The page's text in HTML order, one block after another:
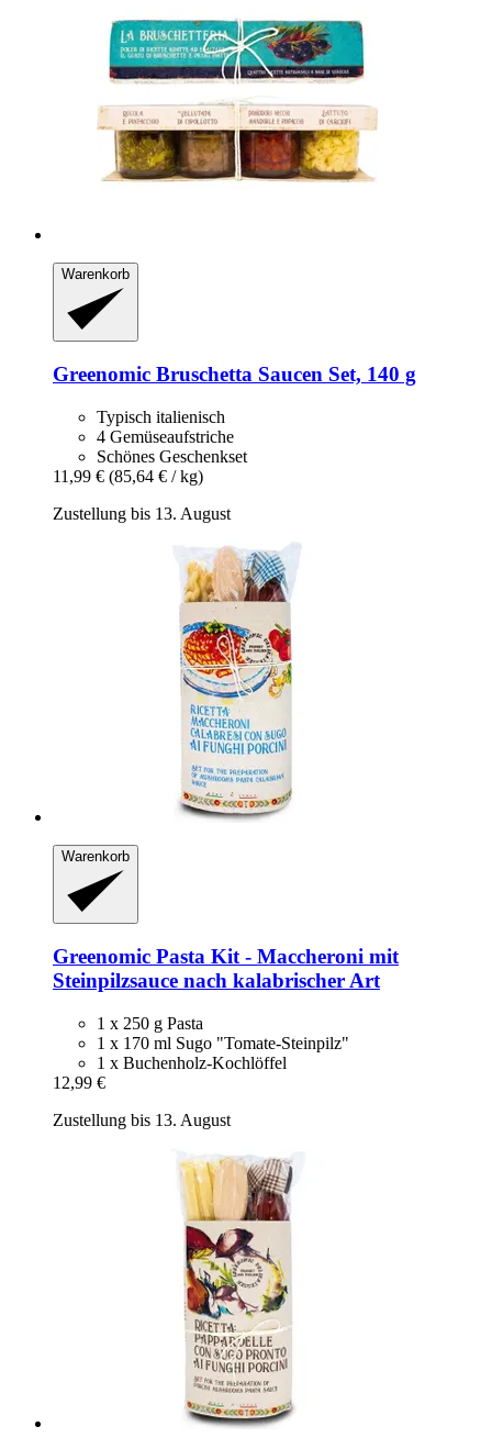
Warenkorb
Greenomic Bruschetta Saucen Set, 140 g
Typisch italienisch
4 Gemüseaufstriche
Schönes Geschenkset
11,99 € (85,64 € / kg)
Zustellung bis 13. August
Warenkorb
Greenomic Pasta Kit -​ Maccheroni mit
Steinpilzsauce nach kalabrischer Art
1 x 250 g Pasta
1 x 170 ml Sugo "Tomate-Steinpilz"
1 x Buchenholz-Kochlöffel
12,99 €
Zustellung bis 13. August